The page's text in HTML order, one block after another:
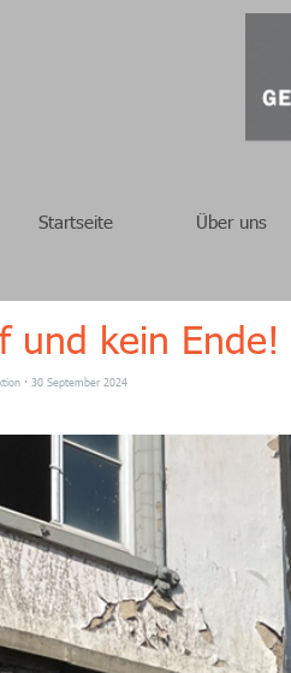
Startseite Über uns
und kein Ende!
· 30 September 2024